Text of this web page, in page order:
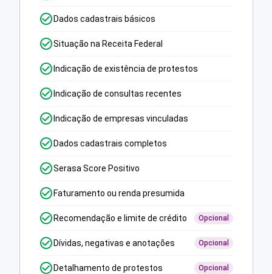
Dados cadastrais básicos
Situação na Receita Federal
Indicação de existência de protestos
Indicação de consultas recentes
Indicação de empresas vinculadas
Dados cadastrais completos
Serasa Score Positivo
Faturamento ou renda presumida
Recomendação e limite de crédito Opcional
Dívidas, negativas e anotações Opcional
Detalhamento de protestos Opcional